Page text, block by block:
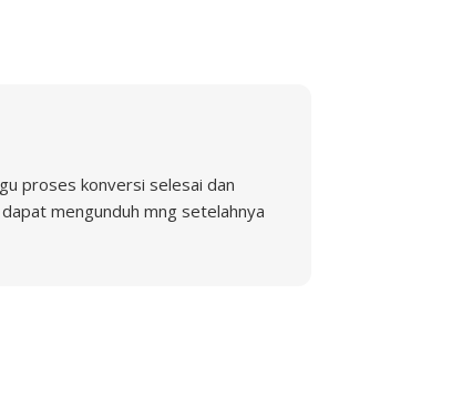
proses konversi selesai dan
dapat mengunduh mng setelahnya